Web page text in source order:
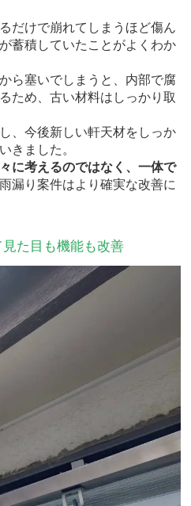
だけで崩れてしまうほど傷ん
蓄積していたことがよくわか
ら塞いでしまうと、内部で腐
ため、古い材料はしっかり取
、今後新しい軒天材をしっか
きました。
に考えるのではなく、一体で
漏り案件はより確実な改善に
た目も機能も改善